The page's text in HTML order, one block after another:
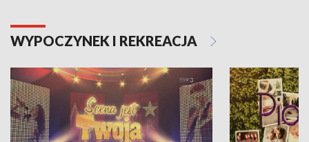
WYPOCZYNEK I REKREACJA